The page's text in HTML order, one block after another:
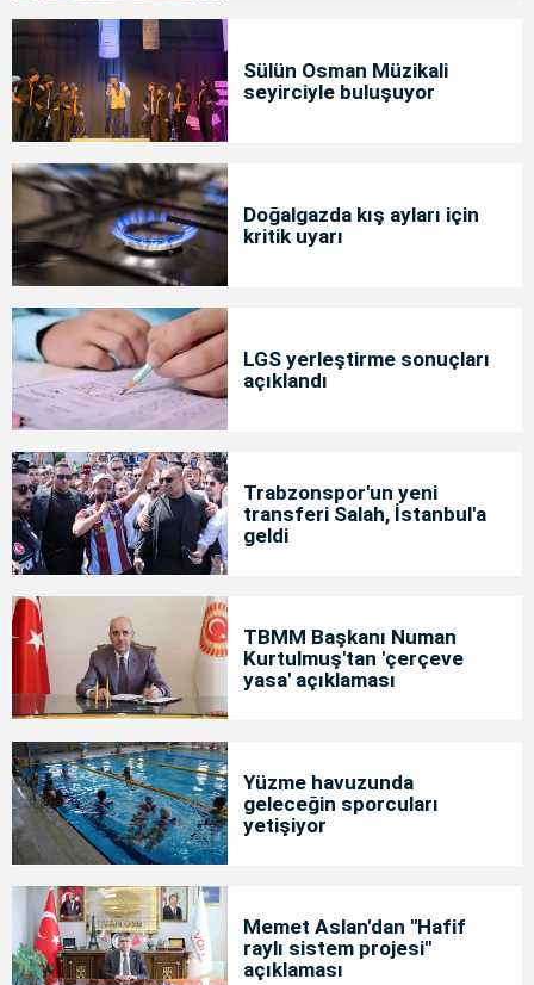
Sülün Osman Müzikali
seyirciyle buluşuyor
Doğalgazda kış ayları için
kritik uyarı
LGS yerleştirme sonuçları
açıklandı
Trabzonspor'un yeni
transferi Salah, İstanbul'a
geldi
TBMM Başkanı Numan
Kurtulmuş'tan 'çerçeve
yasa' açıklaması
Yüzme havuzunda
geleceğin sporcuları
yetişiyor
Memet Aslan'dan "Hafif
raylı sistem projesi"
açıklaması